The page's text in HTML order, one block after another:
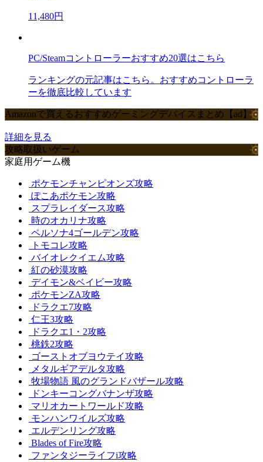
11,480円
PC/Steamコントローラーおすすめ20選はこちら
ランキングの元記事はこちら。おすすめコントローラ
ーを徹底比較しています
Amazonで買えるおすすめゲーミングデバイスまとめ【ad】
詳細を見る
攻略取扱いゲーム
家庭用ゲーム機
ポケモンチャンピオンズ攻略
ぽこあポケモン攻略
スプラレイダース攻略
時のオカリナ攻略
ペルソナ4ゴールデン攻略
トモコレ攻略
バイオレクイエム攻略
紅の砂漠攻略
デイモン&ベイビー攻略
ポケモンZA攻略
ドラクエ7攻略
仁王3攻略
ドラクエ1・2攻略
桃鉄2攻略
ゴーストオブヨウテイ攻略
メタルギアデルタ攻略
牧場物語 風のグランドバザール攻略
ドンキーコングバナンザ攻略
マリオカートワールド攻略
モンハンワイルズ攻略
エルデンリング攻略
Blades of Fire攻略
ファンタジーライフi攻略